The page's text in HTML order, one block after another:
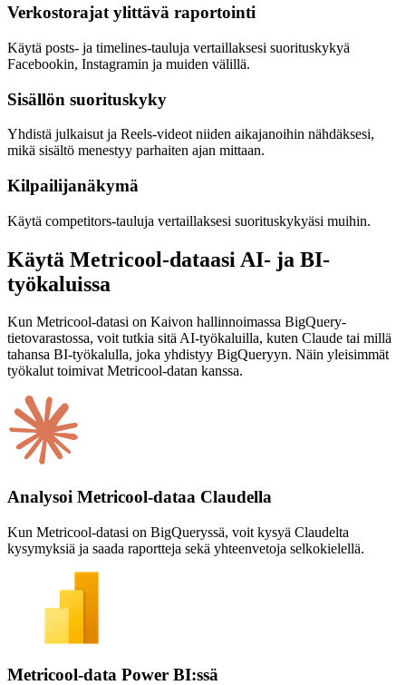
Verkostorajat ylittävä raportointi
Käytä posts- ja timelines-tauluja vertaillaksesi suorituskykyä
Facebookin, Instagramin ja muiden välillä.
Sisällön suorituskyky
Yhdistä julkaisut ja Reels-videot niiden aikajanoihin nähdäksesi,
mikä sisältö menestyy parhaiten ajan mittaan.
Kilpailijanäkymä
Käytä competitors-tauluja vertaillaksesi suorituskykyäsi muihin.
Käytä Metricool-dataasi AI- ja BI-
työkaluissa
Kun Metricool-datasi on Kaivon hallinnoimassa BigQuery-
tietovarastossa, voit tutkia sitä AI-työkaluilla, kuten Claude tai millä
tahansa BI-työkalulla, joka yhdistyy BigQueryyn. Näin yleisimmät
työkalut toimivat Metricool-datan kanssa.
Analysoi Metricool-dataa Claudella
Kun Metricool-datasi on BigQueryssä, voit kysyä Claudelta
kysymyksiä ja saada raportteja sekä yhteenvetoja selkokielellä.
Metricool-data Power BI:ssä